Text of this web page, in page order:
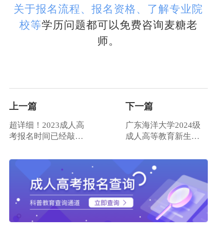
关于报名流程、报名资格、了解专业院
校等学历问题都可以免费咨询麦糖老
师。
上一篇
超详细！2023成人高
考报名时间已经敲
下一篇
广东海洋大学2024级
成人高等教育新生入